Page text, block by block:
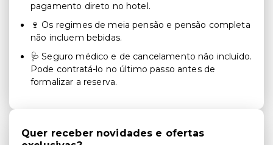
pagamento direto no hotel.
🍷 Os regimes de meia pensão e pensão completa
não incluem bebidas.
🩺 Seguro médico e de cancelamento não incluído.
Pode contratá-lo no último passo antes de
formalizar a reserva.
Quer receber novidades e ofertas